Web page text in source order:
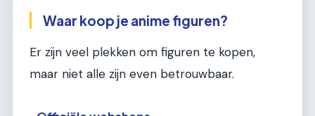
Waar koop je anime figuren?
Er zijn veel plekken om figuren te kopen,
maar niet alle zijn even betrouwbaar.